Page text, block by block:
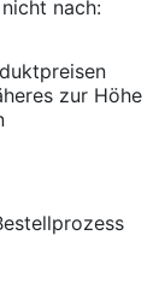
nach:
zur Höhe